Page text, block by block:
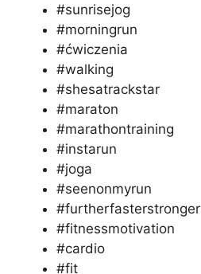
#sunrisejog
#morningrun
#ćwiczenia
#walking
#shesatrackstar
#maraton
#marathontraining
#instarun
#joga
#seenonmyrun
#furtherfasterstronger
#fitnessmotivation
#cardio
#fit